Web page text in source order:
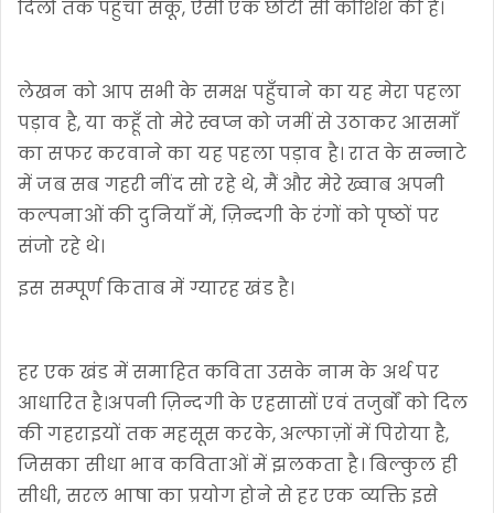
दिलों तक पहुँचा सकूँ, ऐसी एक छोटी सी कोशिश की है।
लेखन को आप सभी के समक्ष पहुँचाने का यह मेरा पहला
पड़ाव है, या कहूँ तो मेरे स्वप्न को जमीं से उठाकर आसमाँ
का सफर करवाने का यह पहला पड़ाव है। रात के सन्नाटे
में जब सब गहरी नींद सो रहे थे, मैं और मेरे ख्वाब अपनी
कल्पनाओं की दुनियाँ में, ज़िन्दगी के रंगों को पृष्ठों पर
संजो रहे थे।
इस सम्पूर्ण किताब में ग्यारह खंड है।
हर एक खंड में समाहित कविता उसके नाम के अर्थ पर
आधारित है।अपनी ज़िन्दगी के एहसासों एवं तजुर्बों को दिल
की गहराइयों तक महसूस करके, अल्फाज़ों में पिरोया है,
जिसका सीधा भाव कविताओं में झलकता है। बिल्कुल ही
सीधी, सरल भाषा का प्रयोग होने से हर एक व्यक्ति इसे